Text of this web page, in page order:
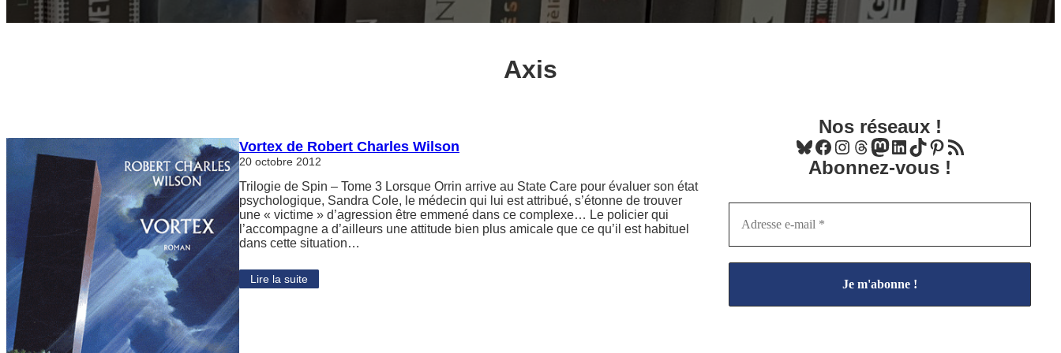
Axis
Vortex de Robert Charles Wilson
20 octobre 2012
Trilogie de Spin – Tome 3 Lorsque Orrin arrive au State Care pour évaluer son état
psychologique, Sandra Cole, le médecin qui lui est attribué, s’étonne de trouver
une « victime » d’agression être emmené dans ce complexe… Le policier qui
l’accompagne a d’ailleurs une attitude bien plus amicale que ce qu’il est habituel
dans cette situation…
Lire la suite
Nos réseaux !
Bluesky Facebook Instagram Threads Mastodon LinkedIn TikTok Pinterest
Flux RSS
Abonnez-vous !